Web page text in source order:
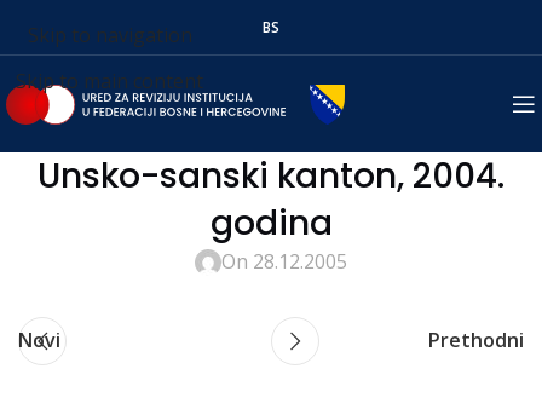
Skip to navigation
Skip to main content
BS
Unsko-sanski kanton, 2004.
godina
On 28.12.2005
Novi Prethodni